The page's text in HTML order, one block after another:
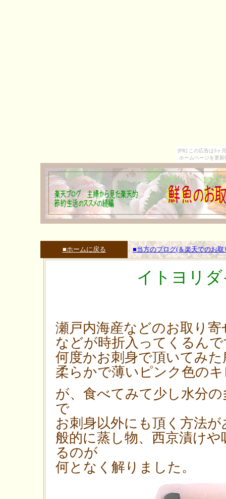
[PR] この広告は3ヶ
ホームページを更
■ホームに戻る ■当方のブログ(＆楽天でのお
イトヨリ
瀬戸内海産などのお取り
などが時折入ってくるん
何度かお刺身で頂いてみ
柔らかで薄いピンク色の
が、食べてみて少し水分
で
お刺身以外にも頂く方法
般的に蒸し物、西京漬け
るのが
何となく解りました。